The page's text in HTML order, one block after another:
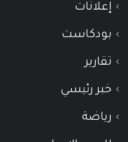
إعلانات
بودكاست
تقارير
خبر رئيسي
رياضة